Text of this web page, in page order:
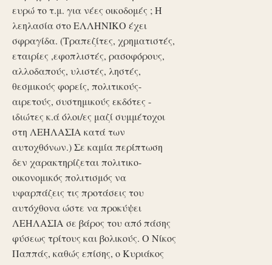
ευρώ το τ.μ. για νέες οικοδομές ; Η
λεηλασία στο ΕΛΛΗΝΙΚΟ έχει
σφραγίδα. (Τραπεζίτες, χρηματιστές,
εταιρίες ,εφοπλιστές, ρασοφόρους,
αλλοδαπούς, υλιστές, ληστές,
θεσμικούς φορείς, πολιτικούς-
αιρετούς, συστημικούς εκδότες -
ιδιώτες κ.ά όλοι/ες μαζί συμμέτοχοι
στη ΛΕΗΛΑΣΙΑ κατά των
αυτοχθόνων.) Σε καμία περίπτωση
δεν χαρακτηρίζεται πολιτικο-
οικονομικός πολιτισμός να
υφαρπάζεις τις προτάσεις του
αυτόχθονα ώστε να προκύψει
ΛΕΗΛΑΣΙΑ σε βάρος του από πάσης
φύσεως τρίτους και βολικούς. Ο Νίκος
Παππάς, καθώς επίσης, ο Κυριάκος